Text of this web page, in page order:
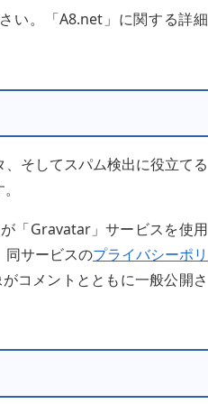
い。「A8.net」に関する詳細
そしてスパム検出に役立てる
「Gravatar」サービスを使用
同サービスのプライバシーポリ
コメントとともに一般公開さ